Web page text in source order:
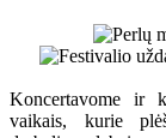
Koncertavome ir
vaikais, kurie